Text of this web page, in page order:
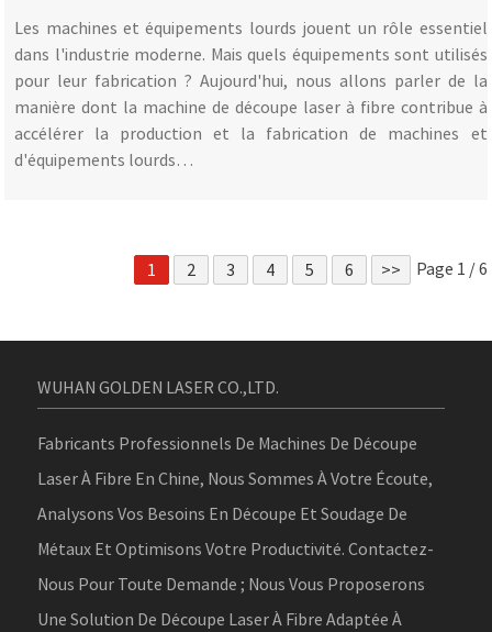
Les machines et équipements lourds jouent un rôle essentiel
dans l'industrie moderne. Mais quels équipements sont utilisés
pour leur fabrication ? Aujourd'hui, nous allons parler de la
manière dont la machine de découpe laser à fibre contribue à
accélérer la production et la fabrication de machines et
d'équipements lourds…
1 2 3 4 5 6 >> Page 1 / 6
WUHAN GOLDEN LASER CO.,LTD.
Fabricants Professionnels De Machines De Découpe
Laser À Fibre En Chine, Nous Sommes À Votre Écoute,
Analysons Vos Besoins En Découpe Et Soudage De
Métaux Et Optimisons Votre Productivité. Contactez-
Nous Pour Toute Demande ; Nous Vous Proposerons
Une Solution De Découpe Laser À Fibre Adaptée À